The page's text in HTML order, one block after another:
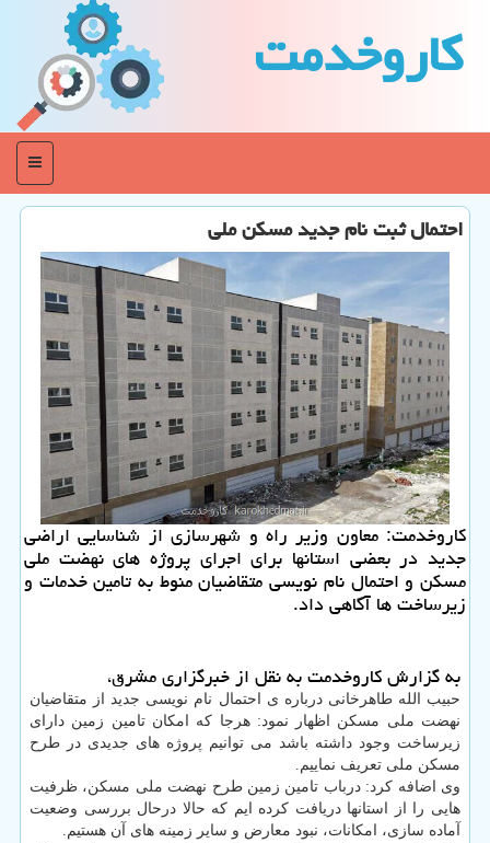
كاروخدمت
منو
احتمال ثبت نام جدید مسکن ملی
کاروخدمت: معاون وزیر راه و شهرسازی از شناسایی اراضی
جدید در بعضی استانها برای اجرای پروژه های نهضت ملی
مسکن و احتمال نام نویسی متقاضیان منوط به تامین خدمات و
زیرساخت ها آگاهی داد.
به گزارش کاروخدمت به نقل از خبرگزاری مشرق،
حبیب الله طاهرخانی درباره ی احتمال نام نویسی جدید از متقاضیان
نهضت ملی مسکن اظهار نمود: هرجا که امکان تامین زمین دارای
زیرساخت وجود داشته باشد می توانیم پروژه های جدیدی در طرح
مسکن ملی تعریف نماییم.
وی اضافه کرد: درباب تامین زمین طرح نهضت ملی مسکن، ظرفیت
هایی را از استانها دریافت کرده ایم که حالا درحال بررسی وضعیت
آماده سازی، امکانات، نبود معارض و سایر زمینه های آن هستیم.